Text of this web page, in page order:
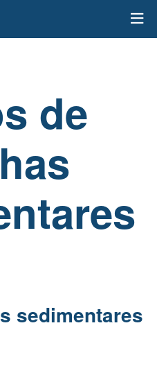
de
sedimentares